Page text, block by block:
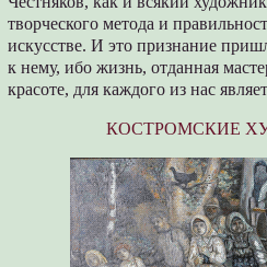
творческого метода и
искусстве. И это признание
к нему, ибо жизнь, отданная
красоте, для каждого из нас
КОСТРОМСКИЕ